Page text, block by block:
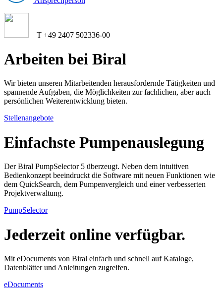
T +49 2407 502336-00
Arbeiten bei Biral
Wir bieten unseren Mitarbeitenden herausfordernde Tätigkeiten und
spannende Aufgaben, die Möglichkeiten zur fachlichen, aber auch
persönlichen Weiterentwicklung bieten.
Stellenangebote
Einfachste Pumpenauslegung
Der Biral PumpSelector 5 überzeugt. Neben dem intuitiven
Bedienkonzept beeindruckt die Software mit neuen Funktionen wie
dem QuickSearch, dem Pumpenvergleich und einer verbesserten
Projektverwaltung.
PumpSelector
Jederzeit online verfügbar.
Mit eDocuments von Biral einfach und schnell auf Kataloge,
Datenblätter und Anleitungen zugreifen.
eDocuments